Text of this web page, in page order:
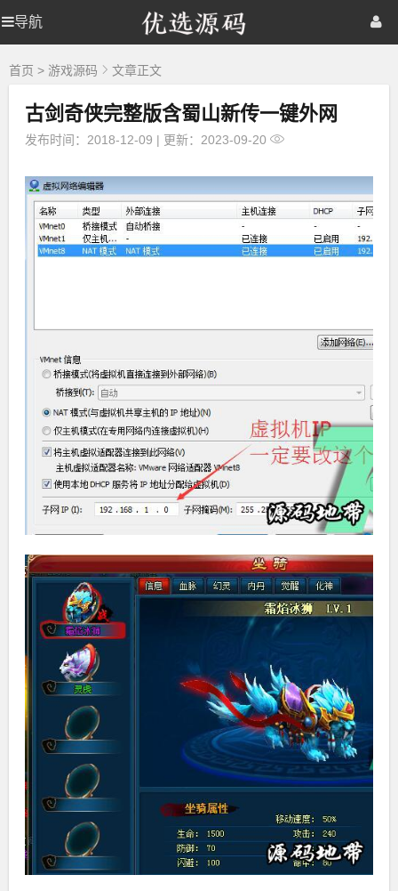
导航
优
选
码
优
选
首页 网站源码
棋牌源码
首页 > 游戏源码 文章正文
古剑奇侠完整版含蜀山新传一键外网
发布时间：2018-12-09 | 更新：2023-09-20